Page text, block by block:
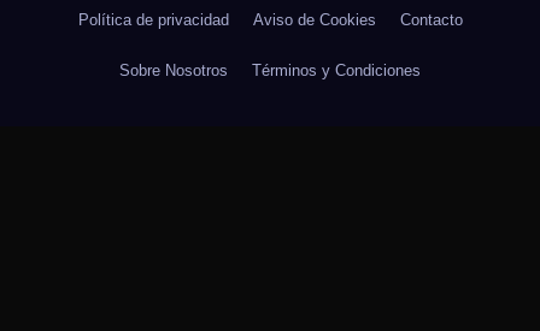
Política de privacidad Aviso de Cookies Contacto
Sobre Nosotros Términos y Condiciones